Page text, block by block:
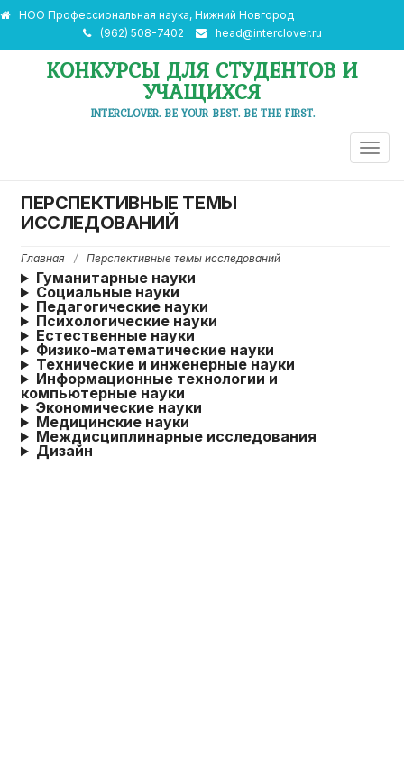
НОО Профессиональная наука, Нижний Новгород
(962) 508-7402
head@interclover.ru
КОНКУРСЫ ДЛЯ СТУДЕНТОВ И
УЧАЩИХСЯ
INTERCLOVER. BE YOUR BEST. BE THE FIRST.
ПЕРСПЕКТИВНЫЕ ТЕМЫ
ИССЛЕДОВАНИЙ
Главная / Перспективные темы исследований
Гуманитарные науки
Социальные науки
Педагогические науки
Психологические науки
Естественные науки
Физико-математические науки
Технические и инженерные науки
Информационные технологии и
компьютерные науки
Экономические науки
Медицинские науки
Междисциплинарные исследования
Дизайн